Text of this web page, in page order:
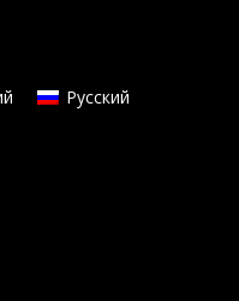
Русский